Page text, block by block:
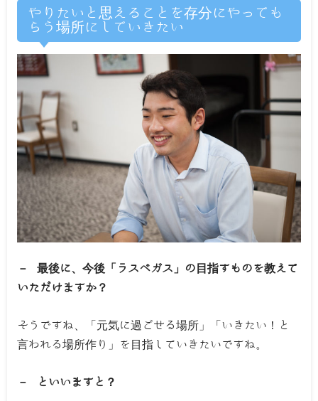
やりたいと思えることを存分にやっても
らう場所にしていきたい
－ 最後に、今後「ラスベガス」の目指すものを教えて
いただけますか？
そうですね、「元気に過ごせる場所」「いきたい！と
言われる場所作り」を目指していきたいですね。
－ といいますと？